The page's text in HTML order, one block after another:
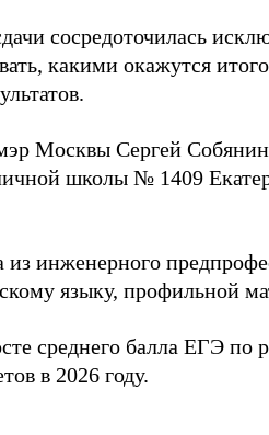
сосредоточилась
какими окажутся
Москвы Сергей Собянин
школы № 1409
инженерного
языку, профильной
среднего балла ЕГЭ по
в 2026 году.